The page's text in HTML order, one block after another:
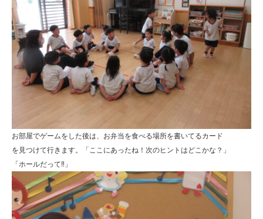
お部屋でゲームをした後は、お弁当を食べる場所を書いてるカード
を見つけて行きます。「ここにあったね！次のヒントはどこかな？」
「ホールだって‼」